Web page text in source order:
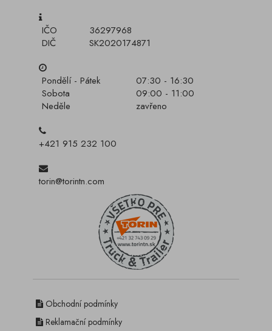
IČO
36297968
DIČ
SK2020174871
Pondělí - Pátek
07:30 - 16:30
Sobota
09:00 - 11:00
Neděle
zavřeno
+421 915 232 100
torin@torintn.com
Obchodní podmínky
Reklamační podmínky